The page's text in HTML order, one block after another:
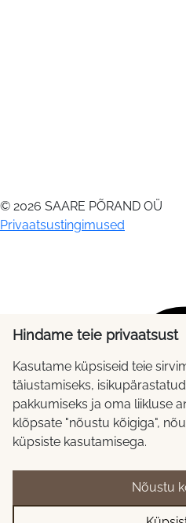
© 2026 SAARE PÕRAND OÜ
Privaatsustingimused
Hindame teie privaatsust
Kasutame küpsiseid teie
täiustamiseks,
pakkumiseks ja oma liikluse
klõpsate "nõustu kõigiga",
küpsiste kasutamisega.
Nõustu